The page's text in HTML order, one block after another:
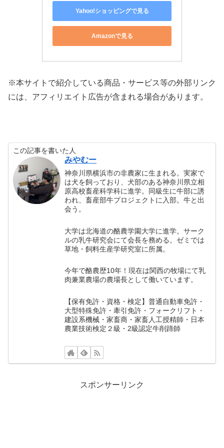
Yahoo!ショッピングで見る
Amazonで見る
※本サイトで紹介している商品・サービス等の外部リンク
には、アフィリエイト広告が含まれる場合があります。
この記事を書いた人
みやむー
神奈川県横浜市の非農家に生まれる。実家で
は犬を飼っており、犬部のある神奈川県立相
原高校畜産科学科に進学。同級生に牛部に誘
われ、畜産部牛プロジェクトに入部。牛と出
会う。
大学は北海道の酪農学園大学に進学。サーク
ルの乳牛研究会にて会長を務める。ゼミでは
草地・飼料生産学研究室に所属。
今年で酪農歴10年！現在は関西の牧場にて乳
肉兼業農場の農場長として働いています。
【保有免許・資格・検定】普通自動車免許・
大型特殊免許・牽引免許・フォークリフト・
建設系機械・家畜商・家畜人工授精師・日本
農業技術検定２級・2級認定牛削蹄師
スポンサーリンク